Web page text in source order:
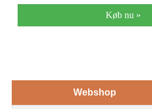
Køb nu »
Webshop